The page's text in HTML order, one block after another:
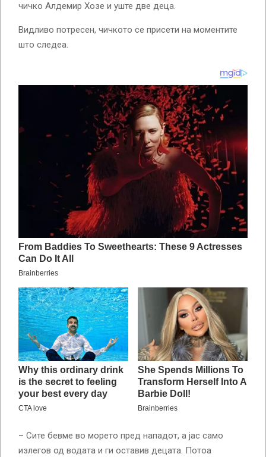
чичко Алдемир Хозе и уште две деца.
Видливо потресен, чичкото се присети на моментите
што следеа.
– Сите бевме во морето пред нападот, а јас само
излегов од водата и ги оставив децата. Потоа